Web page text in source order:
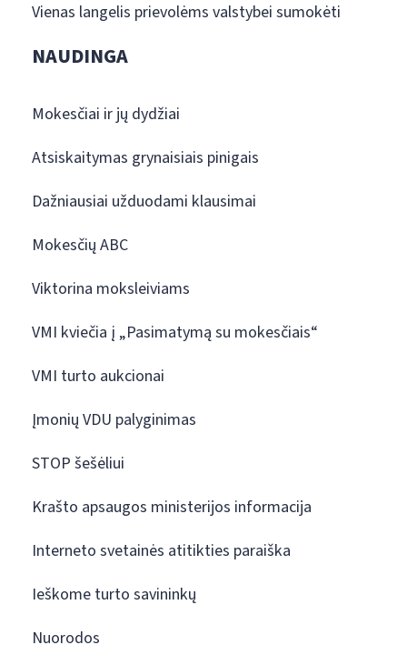
Vienas langelis prievolėms valstybei sumokėti
NAUDINGA
Mokesčiai ir jų dydžiai
Atsiskaitymas grynaisiais pinigais
Dažniausiai užduodami klausimai
Mokesčių ABC
Viktorina moksleiviams
VMI kviečia į „Pasimatymą su mokesčiais“
VMI turto aukcionai
Įmonių VDU palyginimas
STOP šešėliui
Krašto apsaugos ministerijos informacija
Interneto svetainės atitikties paraiška
Ieškome turto savininkų
Nuorodos